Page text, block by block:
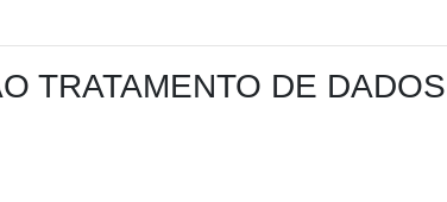
TRATAMENTO DE DADOS